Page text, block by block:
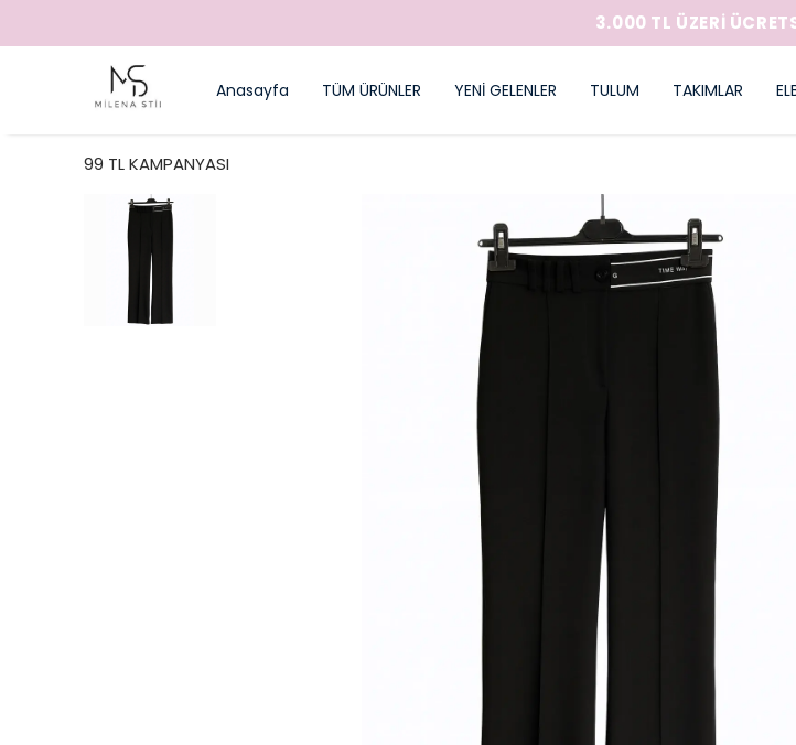
3.000 TL ÜZERİ
Anasayfa TÜM ÜRÜNLER YENİ GELENLER TULUM TAKIMLAR
99 TL KAMPANYASI